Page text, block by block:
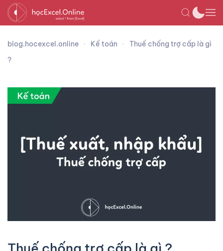
blog.hocexcel.online Kế toán
Thuế chống trợ cấp là gì
?